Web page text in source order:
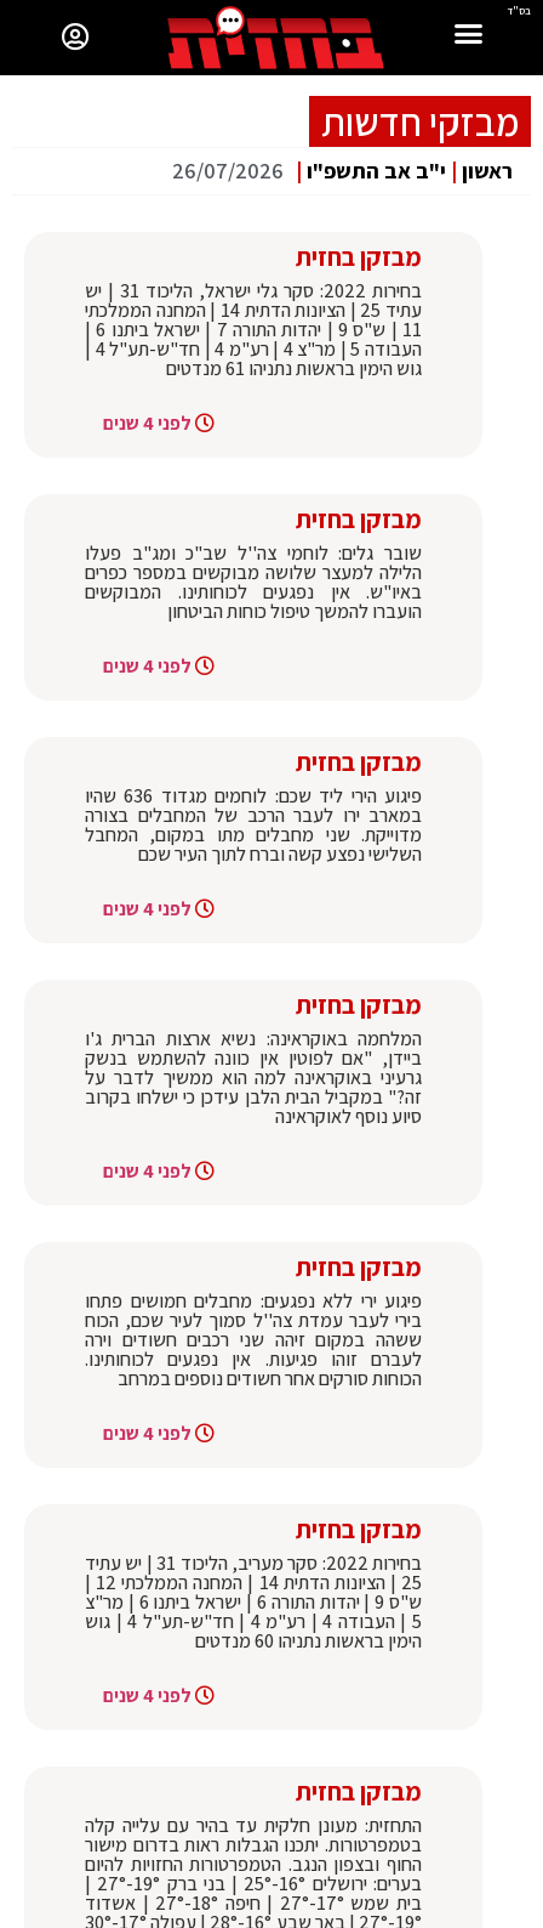
בס"ד
מבזקי חדשות
ראשון | י"ב אב התשפ"ו |
26/07/2026
מבזקן בחזית
בחירות 2022: סקר גלי ישראל, הליכוד 31 | יש
עתיד 25 | הציונות הדתית 14 | המחנה הממלכתי
11 | ש"ס 9 | יהדות התורה 7 | ישראל ביתנו 6 |
גוש הימין בראשות נתניהו 61 מנדטים
לפני 4 שנים
מבזקן בחזית
שובר גלים: לוחמי צה''ל שב"כ ומג"ב פעלו
הלילה למעצר שלושה מבוקשים במספר כפרים
באיו"ש. אין נפגעים לכוחותינו. המבוקשים
הועברו להמשך טיפול כוחות הביטחון
לפני 4 שנים
מבזקן בחזית
פיגוע הירי ליד שכם: לוחמים מגדוד 636 שהיו
במארב ירו לעבר הרכב של המחבלים בצורה
מדוייקת. שני מחבלים מתו במקום, המחבל
השלישי נפצע קשה וברח לתוך העיר שכם
לפני 4 שנים
מבזקן בחזית
המלחמה באוקראינה: נשיא ארצות הברית ג'ו
ביידן, "אם לפוטין אין כוונה להשתמש בנשק
גרעיני באוקראינה למה הוא ממשיך לדבר על
זה?" במקביל הבית הלבן עידכן כי ישלחו בקרוב
סיוע נוסף לאוקראינה
לפני 4 שנים
מבזקן בחזית
פיגוע ירי ללא נפגעים: מחבלים חמושים פתחו
בירי לעבר עמדת צה''ל סמוך לעיר שכם, הכוח
ששהה במקום זיהה שני רכבים חשודים וירה
לעברם זוהו פגיעות. אין נפגעים לכוחותינו.
הכוחות סורקים אחר חשודים נוספים במרחב
לפני 4 שנים
מבזקן בחזית
בחירות 2022: סקר מעריב, הליכוד 31 | יש עתיד
25 | הציונות הדתית 14 | המחנה הממלכתי 12 |
ש"ס 9 | יהדות התורה 6 | ישראל ביתנו 6 | מר"צ
5 | העבודה 4 | רע"מ 4 | חד"ש-תע"ל 4 | גוש
הימין בראשות נתניהו 60 מנדטים
לפני 4 שנים
מבזקן בחזית
התחזית: מעונן חלקית עד בהיר עם עלייה קלה
בטמפרטורות. יתכנו הגבלות ראות בדרום מישור
החוף ובצפון הנגב. הטמפרטורות החזויות להיום
בערים: ירושלים 16°-25° | בני ברק 19°-27° |
בית שמש 17°-27° | חיפה 18°-27° | אשדוד
19°-27° | באר שבע 16°-28° | עפולה 17°-30°